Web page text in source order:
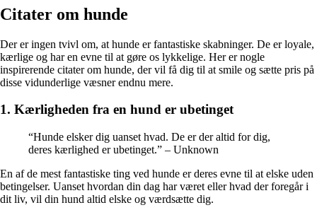
Citater om hunde
Der er ingen tvivl om, at hunde er fantastiske skabninger. De er loyale,
kærlige og har en evne til at gøre os lykkelige. Her er nogle
inspirerende citater om hunde, der vil få dig til at smile og sætte pris på
disse vidunderlige væsner endnu mere.
1. Kærligheden fra en hund er ubetinget
“Hunde elsker dig uanset hvad. De er der altid for dig,
deres kærlighed er ubetinget.” – Unknown
En af de mest fantastiske ting ved hunde er deres evne til at elske uden
betingelser. Uanset hvordan din dag har været eller hvad der foregår i
dit liv, vil din hund altid elske og værdsætte dig.